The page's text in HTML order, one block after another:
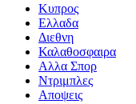
Κυπρος
Ελλαδα
Διεθνη
Καλαθοσφαιρα
Αλλα Σπορ
Ντριμπλες
Αποψεις